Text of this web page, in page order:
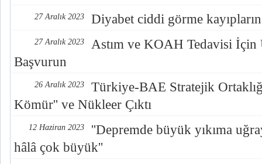
27 Aralık 2023 Diyabet ciddi görme
27 Aralık 2023
Astım ve KOAH Tedavisi İçin
Başvurun
26 Aralık 2023
Türkiye-BAE Stratejik
Kömür'' ve Nükleer Çıktı
12 Haziran 2023
''Depremde büyük yıkıma
hâlâ çok büyük''